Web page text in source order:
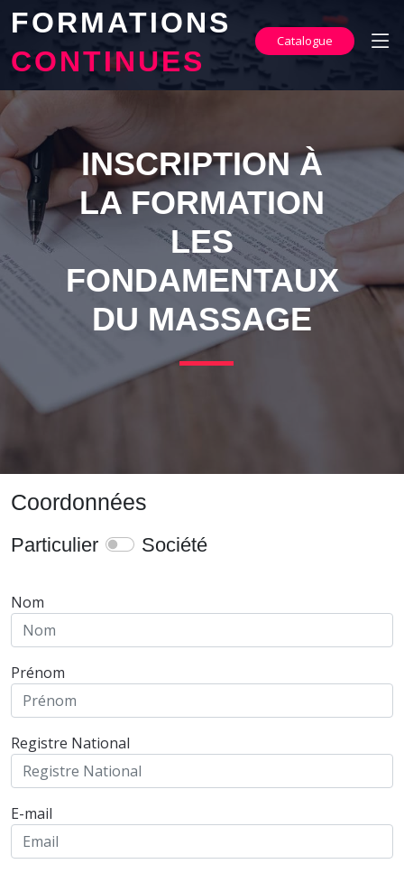
FORMATIONS
CONTINUES
Catalogue
INSCRIPTION À
LA FORMATION
LES
FONDAMENTAUX
DU MASSAGE
Coordonnées
Particulier Société
Nom
Prénom
Registre National
E-mail